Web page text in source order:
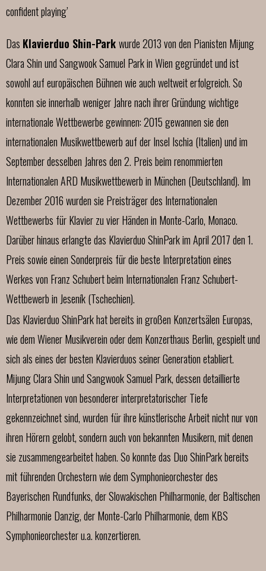
confident playing’
Das Klavierduo Shin-Parkwurde 2013 von den Pianisten Mijung
Clara Shin und Sangwook Samuel Park in Wien gegründet und ist
sowohl auf europäischen Bühnen wie auch weltweit erfolgreich. So
konnten sie innerhalb weniger Jahre nach ihrer Gründung wichtige
internationale Wettbewerbe gewinnen: 2015 gewannen sie den
internationalen Musikwettbewerb auf der Insel Ischia (Italien) und im
September desselben Jahres den 2. Preis beim renommierten
Internationalen ARD Musikwettbewerb in München (Deutschland). Im
Dezember 2016 wurden sie Preisträger des Internationalen
Wettbewerbs für Klavier zu vier Händen in Monte-Carlo, Monaco.
Darüber hinaus erlangte das Klavierduo ShinPark im April 2017 den 1.
Preis sowie einen Sonderpreis für die beste Interpretation eines
Werkes von Franz Schubert beim Internationalen Franz Schubert-
Wettbewerb in Jeseník (Tschechien).
Das Klavierduo ShinPark hat bereits in großen Konzertsälen Europas,
wie dem Wiener Musikverein oder dem Konzerthaus Berlin, gespielt und
sich als eines der besten Klavierduos seiner Generation etabliert.
Mijung Clara Shin und Sangwook Samuel Park, dessen detaillierte
Interpretationen von besonderer interpretatorischer Tiefe
gekennzeichnet sind, wurden für ihre künstlerische Arbeit nicht nur von
ihren Hörern gelobt, sondern auch von bekannten Musikern, mit denen
sie zusammengearbeitet haben. So konnte das Duo ShinPark bereits
mit führenden Orchestern wie dem Symphonieorchester des
Bayerischen Rundfunks, der Slowakischen Philharmonie, der Baltischen
Philharmonie Danzig, der Monte-Carlo Philharmonie, dem KBS
Symphonieorchester u.a. konzertieren.